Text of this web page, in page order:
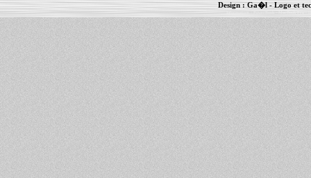
Design :Ga�l- Logo et
Informations :